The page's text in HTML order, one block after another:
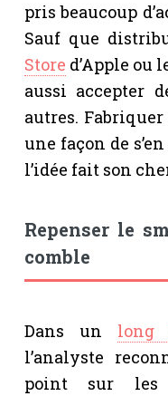
pris beaucoup
Sauf que
Store d’Apple ou
aussi accepter
autres.
une façon de
l’idée fait son
Repenser le
comble
Dans un long
l’analyste
point sur les